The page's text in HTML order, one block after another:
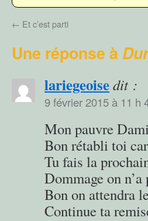
← Et c’est parti
Une réponse à
lariegeoisedit :
9 février 2015 à 11 h
Mon pauvre
Bon rétabli toi
Tu fais la
Dommage on
Bon on attendra
Continue ta